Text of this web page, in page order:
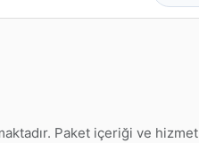
Paket içeriği ve hizmet